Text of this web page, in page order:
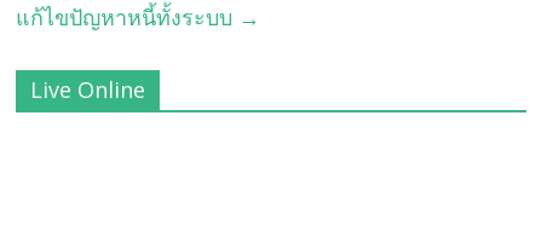
แก้ไขปัญหาหนี้ทั้งระบบ →
Live Online